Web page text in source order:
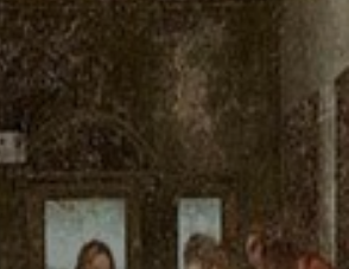
pas fait
fresque.
sur mur
de la